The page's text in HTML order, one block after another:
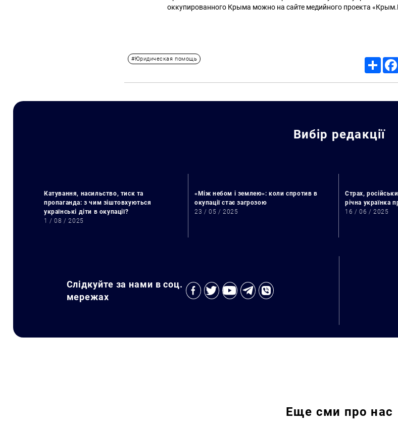
оккупированного Крыма можно на сайте медийного проекта
#Юридическая помощь Share
Вибір редакції
Катування, насильство, тиск та
пропаганда: з чим зіштовхуються
українські діти в окупації?
1 / 08 / 2025
«Між небом і землею»: коли спротив в
окупації стає загрозою
23 / 05 / 2025
Страх,
річна українка
16 / 06 / 2025
Слідкуйте за нами в соц.
мережах
Еще сми про нас